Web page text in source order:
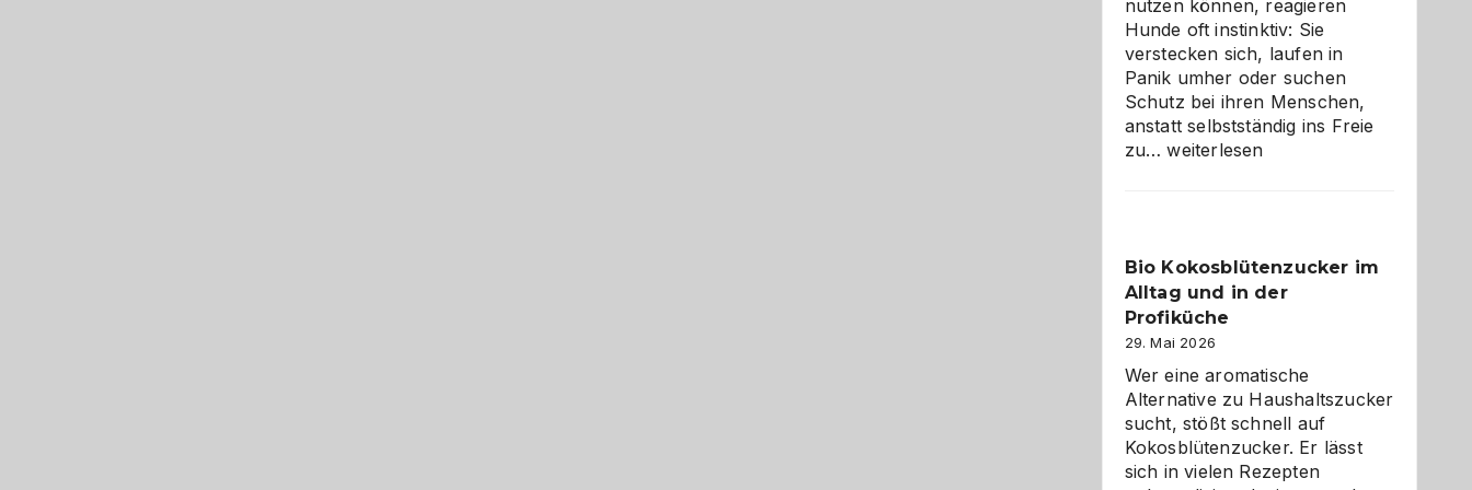
nutzen können, reagieren
Hunde oft instinktiv: Sie
verstecken sich, laufen in
Panik umher oder suchen
Schutz bei ihren Menschen,
anstatt selbstständig ins Freie
zu…Wenn
Gefahr
ist:
Brandschutz
für
Hunde
eigenen
Zuhause
weiterlesen
Bio Kokosblütenzucker im
Alltag und in der
Profiküche
29. Mai 2026
Wer eine aromatische
Alternative zu Haushaltszucker
sucht, stößt schnell auf
Kokosblütenzucker. Er lässt
sich in vielen Rezepten